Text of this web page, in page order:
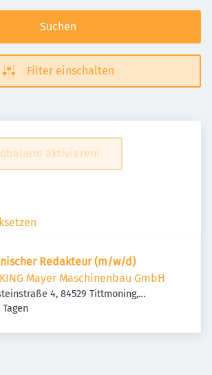
Suchen
Filter einschalten
aktivieren!
Redakteur (m/w/d)
Mayer Maschinenbau GmbH
4, 84529 Tittmoning,